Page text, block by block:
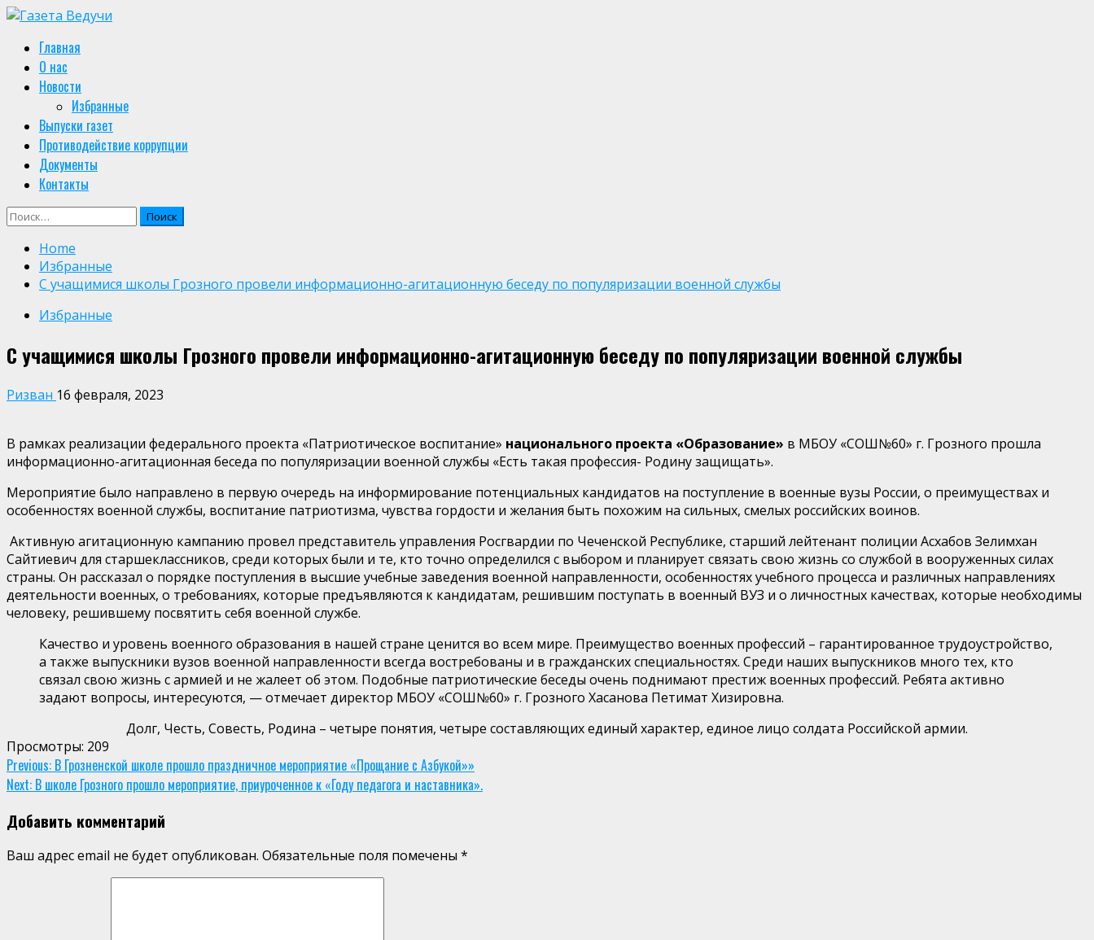
Skip
content
Primary
Menu
Главная
О нас
Новости
Избранные
Выпуски газет
Противодействие коррупции
Документы
Контакты
Найти:
Home
Избранные
С учащимися школы Грозного провели информационно-агитационную беседу по популяризации военной службы
Избранные
С учащимися школы Грозного провели информационно-агитационную беседу по популяризации военной службы
Ризван 16 февраля, 2023
В рамках реализации федерального проекта «Патриотическое воспитание» национального проекта «Образование» в МБОУ «СОШ№60» г. Грозного прошла
информационно-агитационная беседа по популяризации военной службы «Есть такая профессия- Родину защищать».
Мероприятие было направлено в первую очередь на информирование потенциальных кандидатов на поступление в военные вузы России, о преимуществах и
особенностях военной службы, воспитание патриотизма, чувства гордости и желания быть похожим на сильных, смелых российских воинов.
Активную агитационную кампанию провел представитель управления Росгвардии по Чеченской Республике, старший лейтенант полиции Асхабов Зелимхан
Сайтиевич для старшеклассников, среди которых были и те, кто точно определился с выбором и планирует связать свою жизнь со службой в вооруженных силах
страны. Он рассказал о порядке поступления в высшие учебные заведения военной направленности, особенностях учебного процесса и различных направлениях
деятельности военных, о требованиях, которые предъявляются к кандидатам, решившим поступать в военный ВУЗ и о личностных качествах, которые необходимы
человеку, решившему посвятить себя военной службе.
Качество и уровень военного образования в нашей стране ценится во всем мире. Преимущество военных профессий – гарантированное трудоустройство,
а также выпускники вузов военной направленности всегда востребованы и в гражданских специальностях. Среди наших выпускников много тех, кто
связал свою жизнь с армией и не жалеет об этом. Подобные патриотические беседы очень поднимают престиж военных профессий. Ребята активно
задают вопросы, интересуются, — отмечает директор МБОУ «СОШ№60» г. Грозного Хасанова Петимат Хизировна.
Долг, Честь, Совесть, Родина – четыре понятия, четыре составляющих единый характер, единое лицо солдата Российской армии.
Просмотры: 209
Continue
Reading
Previous: В Грозненской школе прошло праздничное мероприятие «Прощание с Азбукой»»
Next: В школе Грозного прошло мероприятие, приуроченное к «Году педагога и наставника».
Добавить комментарий
Ваш адрес email не будет опубликован. Обязательные поля помечены *